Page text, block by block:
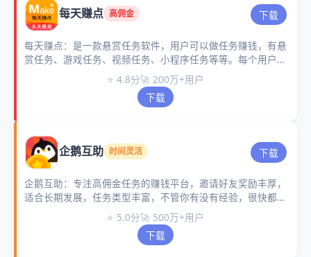
每天赚点 高佣金 下载
每天赚点：是一款悬赏任务软件，用户可以做任务赚钱，有悬
赏任务、游戏任务、视频任务、小程序任务等等。每个用户都
有详细的介绍，新手做任务也很快的。
⭐ 4.8分🚀 200万+用户
下载
企鹅互助 时间灵活 下载
企鹅互助：专注高佣金任务的赚钱平台，邀请好友奖励丰厚，
适合长期发展，任务类型丰富，不管你有没有经验，很快都能
⭐ 5.0分🚀 500万+用户
下载